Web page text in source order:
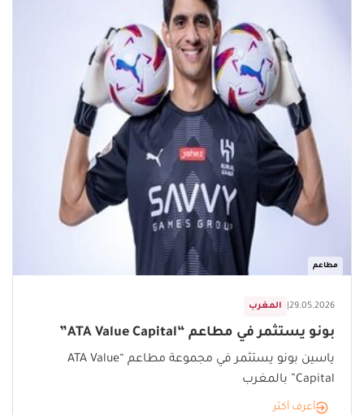
مطاعم
المغرب 29.05.2026
بونو يستثمر في مطاعم “ATA Value Capital”
ياسين بونو يستثمر في مجموعة مطاعم “ATA Value
Capital” بالمغرب
أعرف أكثر